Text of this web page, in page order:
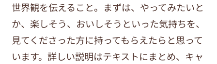
世界観を伝えること。まずは、やってみたいと
か、楽しそう、おいしそうといった気持ちを、
見てくださった方に持ってもらえたらと思って
います。詳しい説明はテキストにまとめ、キャ